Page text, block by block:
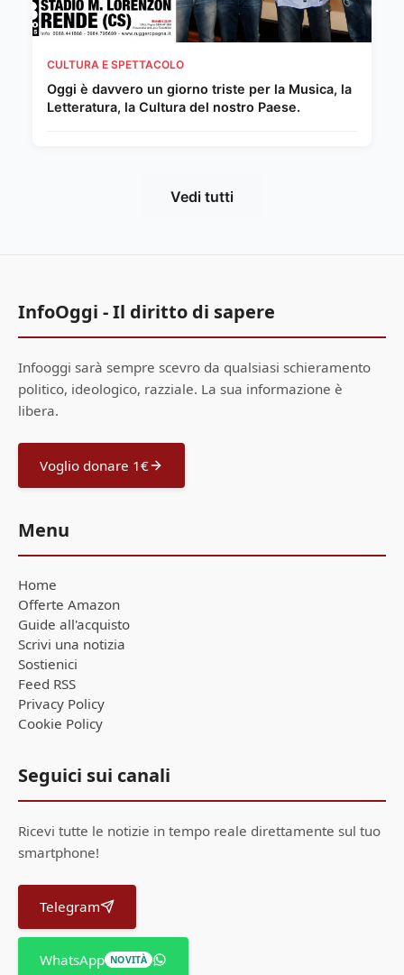
CULTURA E SPETTACOLO
Oggi è davvero un giorno triste per la Musica, la
Letteratura, la Cultura del nostro Paese.
Vedi tutti
InfoOggi - Il diritto di sapere
Infooggi sarà sempre scevro da qualsiasi schieramento
politico, ideologico, razziale. La sua informazione è
libera.
Voglio donare 1€
Menu
Home
Offerte Amazon
Guide all'acquisto
Scrivi una notizia
Sostienici
Feed RSS
Privacy Policy
Cookie Policy
Seguici sui canali
Ricevi tutte le notizie in tempo reale direttamente sul tuo
smartphone!
Telegram
WhatsApp NOVITÀ